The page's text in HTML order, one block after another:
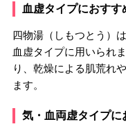
血虚タイプにおすす
四物湯（しもつとう）
血虚タイプに用いられ
り、乾燥による肌荒れ
ます。
気・血両虚タイプに